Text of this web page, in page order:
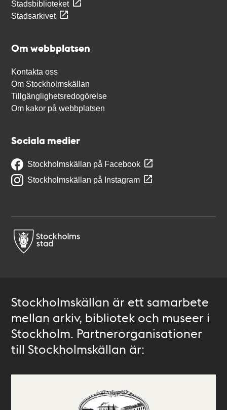
Stadsbiblioteket
Stadsarkivet
Om webbplatsen
Kontakta oss
Om Stockholmskällan
Tillgänglighetsredogörelse
Om kakor på webbplatsen
Sociala medier
Stockholmskällan på Facebook
Stockholmskällan på Instagram
Stockholmskällan är ett samarbete
mellan arkiv, bibliotek och museer i
Stockholm. Partnerorganisationer
till Stockholmskällan är: